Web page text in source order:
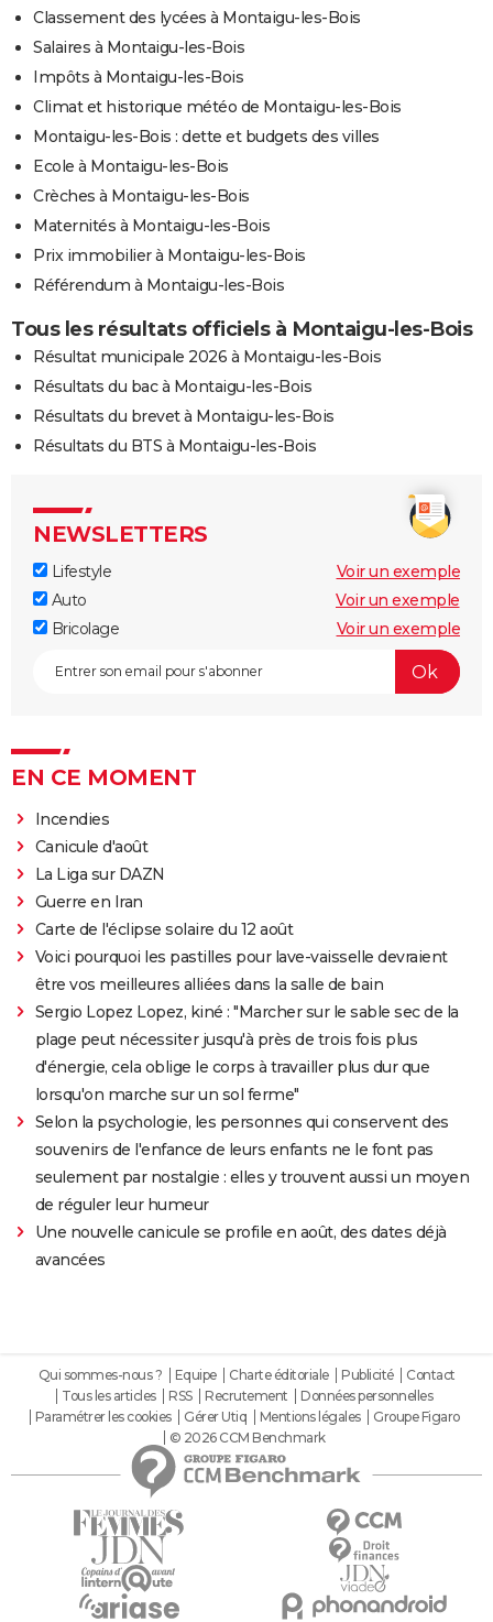
Classement des lycées à Montaigu-les-Bois
Salaires à Montaigu-les-Bois
Impôts à Montaigu-les-Bois
Climat et historique météo de Montaigu-les-Bois
Montaigu-les-Bois : dette et budgets des villes
Ecole à Montaigu-les-Bois
Crèches à Montaigu-les-Bois
Maternités à Montaigu-les-Bois
Prix immobilier à Montaigu-les-Bois
Référendum à Montaigu-les-Bois
Tous les résultats officiels à Montaigu-les-Bois
Résultat municipale 2026 à Montaigu-les-Bois
Résultats du bac à Montaigu-les-Bois
Résultats du brevet à Montaigu-les-Bois
Résultats du BTS à Montaigu-les-Bois
NEWSLETTERS
Lifestyle
Voir un exemple
Auto
Voir un exemple
Bricolage
Voir un exemple
EN CE MOMENT
Incendies
Canicule d'août
La Liga sur DAZN
Guerre en Iran
Carte de l'éclipse solaire du 12 août
Voici pourquoi les pastilles pour lave-vaisselle devraient
être vos meilleures alliées dans la salle de bain
Sergio Lopez Lopez, kiné : "Marcher sur le sable sec de la
plage peut nécessiter jusqu'à près de trois fois plus
d'énergie, cela oblige le corps à travailler plus dur que
lorsqu'on marche sur un sol ferme"
Selon la psychologie, les personnes qui conservent des
souvenirs de l'enfance de leurs enfants ne le font pas
seulement par nostalgie : elles y trouvent aussi un moyen
de réguler leur humeur
Une nouvelle canicule se profile en août, des dates déjà
avancées
Qui sommes-nous ? Equipe Charte éditoriale Publicité
Contact
Tous les articles
RSS Recrutement
Données personnelles
Paramétrer les cookies
Gérer Utiq Mentions légales
Groupe Figaro
© 2026 CCM Benchmark